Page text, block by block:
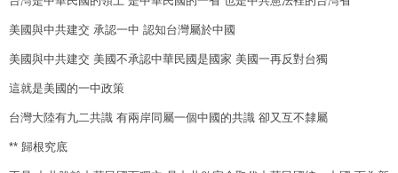
美國與中共建交 承認一中 認知台灣屬於中國
美國與中共建交 美國不承認中華民國是國家 美國一再反對台獨
這就是美國的一中政策
台灣大陸有九二共識 有兩岸同屬一個中國的共識 卻又互不隸屬
** 歸根究底